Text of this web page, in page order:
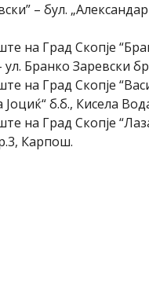
– бул.
на Град Скопје
Бранко Заревски
на Град Скопје
Јоциќ“ б.б., Кисела
на Град Скопје
Карпош.